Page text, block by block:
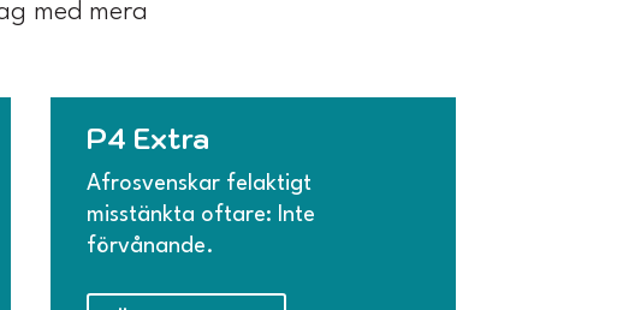
med mera
P4 Extra
Afrosvenskar felaktigt
misstänkta oftare: Inte
förvånande.